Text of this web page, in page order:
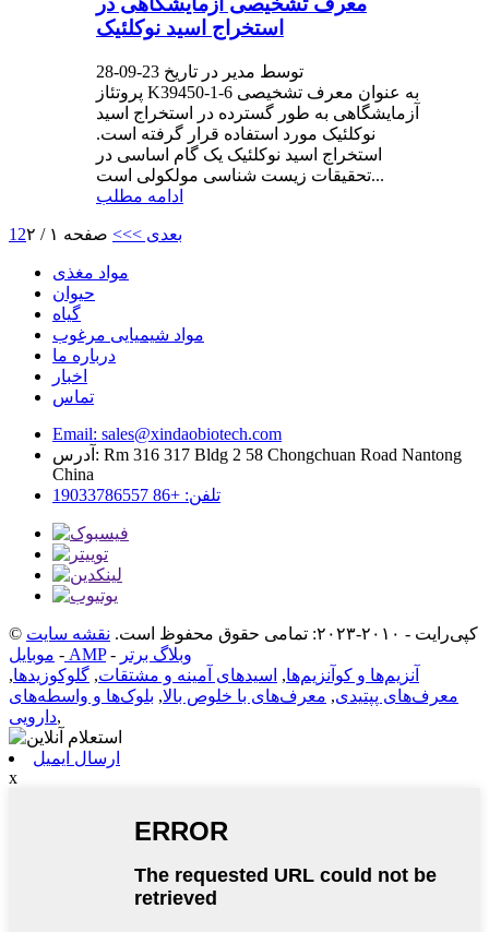
استخراج اسید نوکلئیک
توسط مدیر در تاریخ 23-09-28
پروتئاز K39450-1-6 به عنوان معرف تشخیصی
آزمایشگاهی به طور گسترده در استخراج اسید
نوکلئیک مورد استفاده قرار گرفته است.
استخراج اسید نوکلئیک یک گام اساسی در
تحقیقات زیست شناسی مولکولی است...
ادامه مطلب
1 2 بعدی >>> صفحه ۱ / ۲
مواد مغذی
حیوان
گیاه
مواد شیمیایی مرغوب
درباره ما
اخبار
تماس
Email: sales@xindaobiotech.com
آدرس: Rm 316 317 Bldg 2 58 Chongchuan Road Nantong
China
تلفن: +86 19033786557
© کپی‌رایت - ۲۰۱۰-۲۰۲۳: تمامی حقوق محفوظ است.
نقشه سایت
- موبایل AMP- وبلاگ برتر
آنزیم‌ها و کوآنزیم‌ها, اسیدهای آمینه و مشتقات, گلوکوزیدها,
معرف‌های پپتیدی, معرف‌های با خلوص بالا, بلوک‌ها و واسطه‌های
دارویی,
ارسال ایمیل
x